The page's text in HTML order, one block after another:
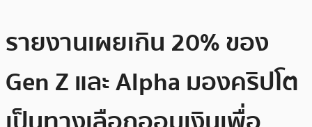
รายงานเผยเกิน 20% ของ
Gen Z และ Alpha มองคริปโต